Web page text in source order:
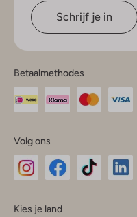
Schrijf je in
Betaalmethodes
Volg ons
Kies je land